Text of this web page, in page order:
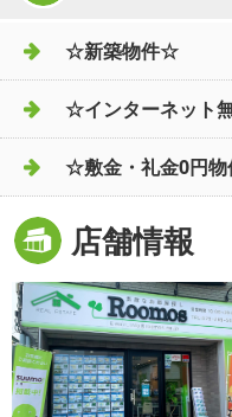
☆新築物件☆
☆インターネット
☆敷金・礼金0円
店舗情報